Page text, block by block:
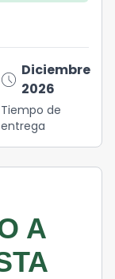
schedule Diciembre
2026
Tiempo de
entrega
A